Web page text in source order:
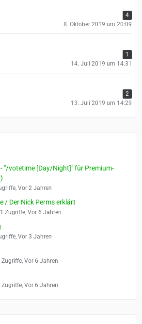
4
8. Oktober 2019 um 20:09
1
14. Juli 2019 um 14:31
2
13. Juli 2019 um 14:29
"/votetime [Day/Night]" für Premium-
Vor 2 Jahren
/ Der Nick Perms erklärt
Zugriffe, Vor 6 Jahren
Vor 3 Jahren
Vor 6 Jahren
Vor 6 Jahren